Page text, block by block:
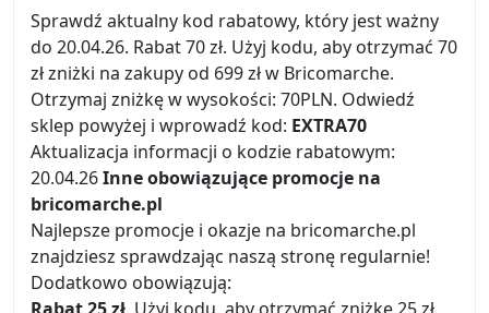
Sprawdź aktualny kod rabatowy, który jest ważny
do 20.04.26. Rabat 70 zł. Użyj kodu, aby otrzymać 70
zł zniżki na zakupy od 699 zł w Bricomarche.
Otrzymaj zniżkę w wysokości: 70PLN. Odwiedź
sklep powyżej i wprowadź kod: EXTRA70
Aktualizacja informacji o kodzie rabatowym:
20.04.26Inne obowiązujące promocje na
bricomarche.pl
Najlepsze promocje i okazje na bricomarche.pl
znajdziesz sprawdzając naszą stronę regularnie!
Dodatkowo obowiązują: